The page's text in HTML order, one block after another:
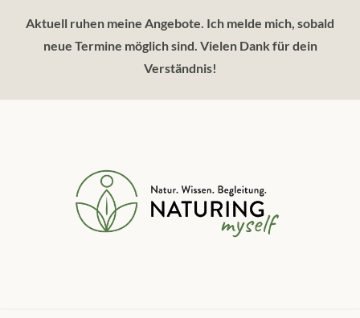
Inhalt
springen
Aktuell ruhen meine Angebote. Ich melde mich, sobald
neue Termine möglich sind. Vielen Dank für dein
Verständnis!